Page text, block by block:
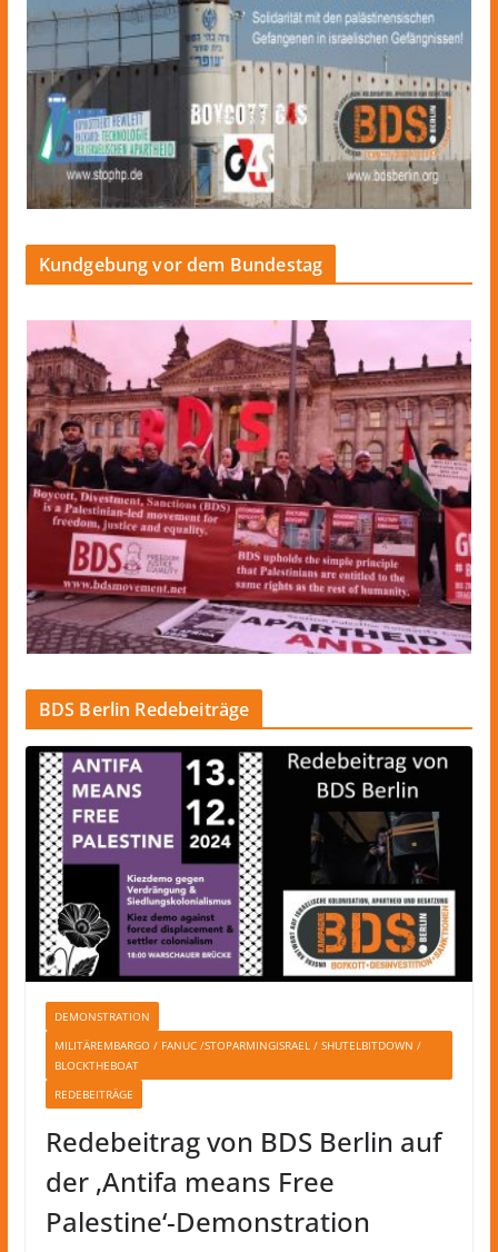
Kundgebung vor dem Bundestag
BDS Berlin Redebeiträge
DEMONSTRATION
MILITÄREMBARGO / FANUC /STOPARMINGISRAEL / SHUTELBITDOWN /
BLOCKTHEBOAT
REDEBEITRÄGE
Redebeitrag von BDS Berlin auf
der ‚Antifa means Free
Palestine‘-Demonstration